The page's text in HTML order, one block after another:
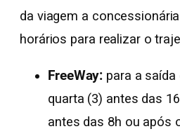
da viagem a
horários para realizar o
FreeWay: para a
quarta (3) antes das
antes das 8h ou após